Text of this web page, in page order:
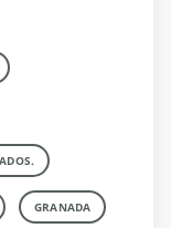
GRANADA